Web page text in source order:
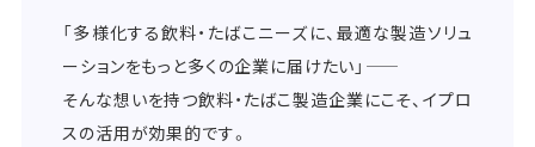
「多様化する飲料・たばこニーズに、最適な製造ソリュ
ーションをもっと多くの企業に届けたい」――
そんな想いを持つ飲料・たばこ製造企業にこそ、イプロ
スの活用が効果的です。